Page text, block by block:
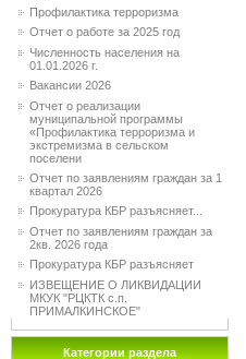
Профилактика терроризма
Отчет о работе за 2025 год
Численность населения на
01.01.2026 г.
Вакансии 2026
Отчет о реализации
муниципальной программы
«Профилактика терроризма и
экстремизма в сельском
поселени
Отчет по заявлениям граждан за 1
квартал 2026
Прокуратура КБР разъясняет...
Отчет по заявлениям граждан за
2кв. 2026 года
Прокуратура КБР разъясняет
ИЗВЕЩЕНИЕ О ЛИКВИДАЦИИ
МКУК "РЦКТК с.п.
ПРИМАЛКИНСКОЕ"
Категории раздела